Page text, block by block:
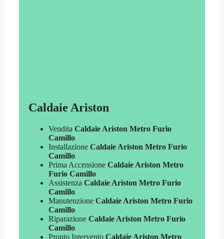
Caldaie Ariston
Vendita Caldaie Ariston Metro Furio
Camillo
Installazione Caldaie Ariston Metro Furio
Camillo
Prima Accensione Caldaie Ariston Metro
Furio Camillo
Assistenza Caldaie Ariston Metro Furio
Camillo
Manutenzione Caldaie Ariston Metro Furio
Camillo
Riparazione Caldaie Ariston Metro Furio
Camillo
Pronto Intervento Caldaie Ariston Metro